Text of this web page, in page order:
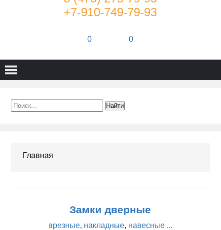
+7-910-749-79-93
0 0
Главная
Замки дверные
врезные, накладные, навесные...